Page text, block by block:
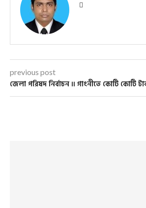
previous post
জেলা পরিষদ নির্বাচন ॥ গাংনীতে কোটি কোটি